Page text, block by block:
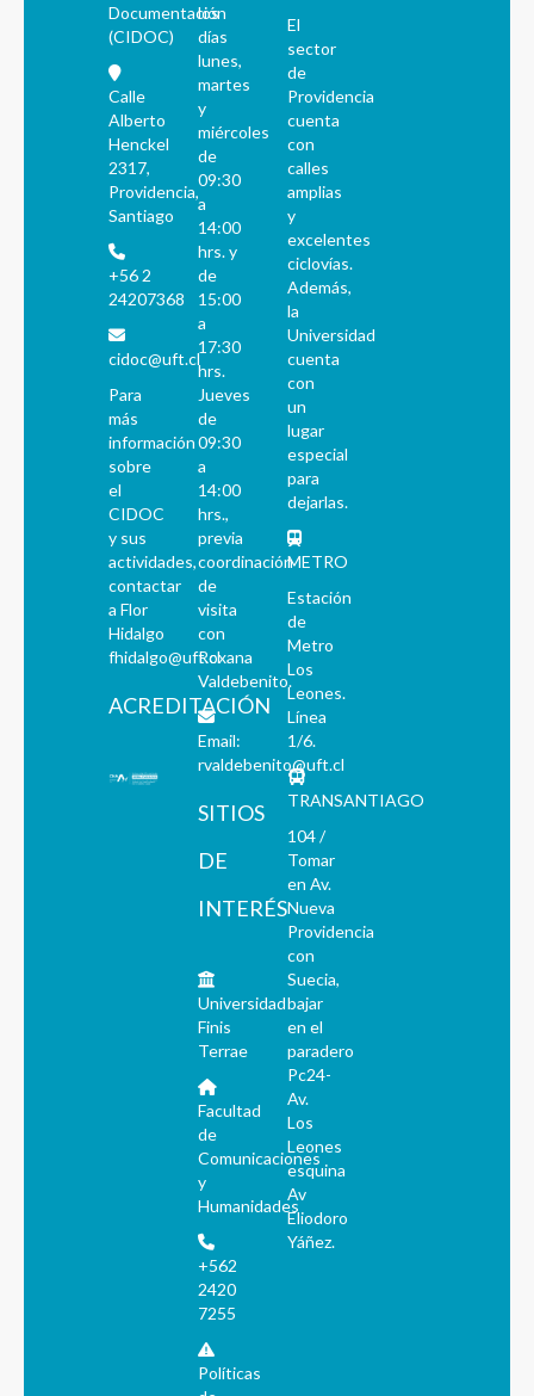
Documentación
(CIDOC)
Calle
Alberto
Henckel
2317,
Providencia,
Santiago
+56 2
24207368
cidoc@uft.cl
Para
más
información
sobre
el
CIDOC
y sus
actividades,
contactar
a Flor
Hidalgo
fhidalgo@uft.cl
ACREDITACIÓN
los
días
lunes,
martes
y
miércoles
de
09:30
a
14:00
hrs. y
de
15:00
a
17:30
hrs.
Jueves
de
09:30
a
14:00
hrs.,
previa
coordinación
de
visita
con
Roxana
Valdebenito.
Email:
rvaldebenito@uft.cl
SITIOS
DE
INTERÉS
Universidad
Finis
Terrae
Facultad
de
Comunicaciones
y
Humanidades
+562
2420
7255
Políticas
El
sector
de
Providencia
cuenta
con
calles
amplias
y
excelentes
ciclovías.
Además,
la
Universidad
cuenta
con
un
lugar
especial
para
dejarlas.
METRO
Estación
de
Metro
Los
Leones.
Línea
1/6.
TRANSANTIAGO
104 /
Tomar
en Av.
Nueva
Providencia
con
Suecia,
bajar
en el
paradero
Pc24-
Av.
Los
Leones
esquina
Av
Eliodoro
Yáñez.